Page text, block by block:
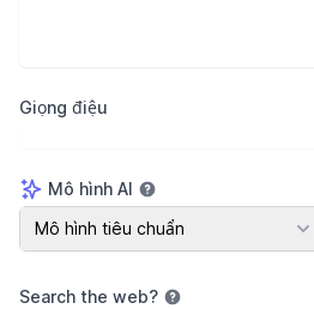
Giọng điệu
Mô hình AI
Mô hình AI
Mô hình tiêu chuẩn
Search the web?